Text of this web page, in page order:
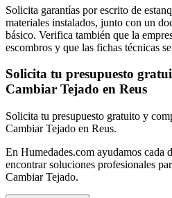
Solicita garantías por escrito de
materiales instalados, junto con un
básico. Verifica también que la
escombros y que las fichas técnicas
Solicita tu presupuesto
Cambiar Tejado en Reus
Solicita tu presupuesto gratuito y
Cambiar Tejado en Reus.
En Humedades.com ayudamos cada
encontrar soluciones profesionales
Cambiar Tejado.